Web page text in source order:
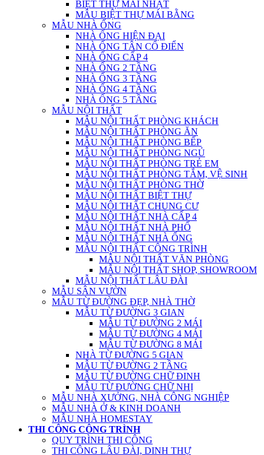
BIỆT THỰ MÁI NHẬT
MẪU BIỆT THỰ MÁI BẰNG
MẪU NHÀ ỐNG
NHÀ ỐNG HIỆN ĐẠI
NHÀ ỐNG TÂN CỔ ĐIỂN
NHÀ ỐNG CẤP 4
NHÀ ỐNG 2 TẦNG
NHÀ ỐNG 3 TẦNG
NHÀ ỐNG 4 TẦNG
NHÀ ỐNG 5 TẦNG
MẪU NỘI THẤT
MẪU NỘI THẤT PHÒNG KHÁCH
MẪU NỘI THẤT PHÒNG ĂN
MẪU NỘI THẤT PHÒNG BẾP
MẪU NỘI THẤT PHÒNG NGỦ
MẪU NỘI THẤT PHÒNG TRẺ EM
MẪU NỘI THẤT PHÒNG TẮM, VỆ SINH
MẪU NỘI THẤT PHÒNG THỜ
MẪU NỘI THẤT BIỆT THỰ
MẪU NỘI THẤT CHUNG CƯ
MẪU NỘI THẤT NHÀ CẤP 4
MẪU NỘI THẤT NHÀ PHỐ
MẪU NỘI THẤT NHÀ ỐNG
MẪU NỘI THẤT CÔNG TRÌNH
MẪU NỘI THẤT VĂN PHÒNG
MẪU NỘI THẤT SHOP, SHOWROOM
MẪU NỘI THẤT LÂU ĐÀI
MẪU SÂN VƯỜN
MẪU TỪ ĐƯỜNG ĐẸP, NHÀ THỜ
MẪU TỪ ĐƯỜNG 3 GIAN
MẪU TỪ ĐƯỜNG 2 MÁI
MẪU TỪ ĐƯỜNG 4 MÁI
MẪU TỪ ĐƯỜNG 8 MÁI
NHÀ TỪ ĐƯỜNG 5 GIAN
MẪU TỪ ĐƯỜNG 2 TẦNG
MẪU TỪ ĐƯỜNG CHỮ ĐINH
MẪU TỪ ĐƯỜNG CHỮ NHỊ
MẪU NHÀ XƯỞNG, NHÀ CÔNG NGHIỆP
MẪU NHÀ Ở & KINH DOANH
MẪU NHÀ HOMESTAY
THI CÔNG CÔNG TRÌNH
QUY TRÌNH THI CÔNG
THI CÔNG LÂU ĐÀI, DINH THỰ